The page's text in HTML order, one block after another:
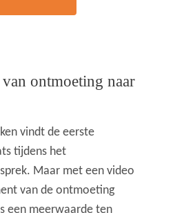
ontmoeting naar
vindt de eerste
tijdens het
Maar met een video
van de ontmoeting
een meerwaarde ten